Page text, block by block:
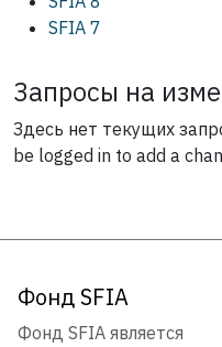
SFIA 7
Запросы на
Здесь нет текущих
be logged in to add a
Фонд SFIA
Фонд SFIA является